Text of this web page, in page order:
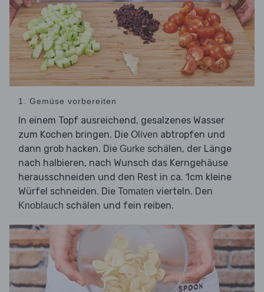
1. Gemüse vorbereiten
In einem Topf ausreichend, gesalzenes Wasser
zum Kochen bringen. Die Oliven abtropfen und
dann grob hacken. Die Gurke schälen, der Länge
nach halbieren, nach Wunsch das Kerngehäuse
herausschneiden und den Rest in ca. 1cm kleine
Würfel schneiden. Die Tomaten vierteln. Den
Knoblauch schälen und fein reiben.